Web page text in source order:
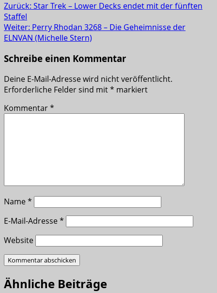
Zurück: Star Trek – Lower Decks endet mit der fünften
Staffel
Weiter: Perry Rhodan 3268 – Die Geheimnisse der
ELNVAN (Michelle Stern)
Schreibe einen Kommentar
Deine E-Mail-Adresse wird nicht veröffentlicht.
Erforderliche Felder sind mit* markiert
Kommentar*
Name*
E-Mail-Adresse*
Website
Ähnliche Beiträge